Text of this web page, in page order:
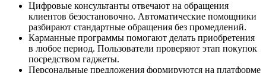
Цифровые консультанты отвечают на обращения
клиентов безостановочно. Автоматические помощники
разбирают стандартные обращения без промедлений.
Карманные программы помогают делать приобретения
в любое период. Пользователи проверяют этап покупок
посредством гаджеты.
Персональные предложения формируются на платформе